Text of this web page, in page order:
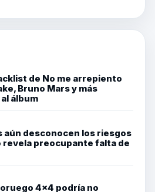
de No me arrepiento
Bruno Mars y más
álbum
aún desconocen los riesgos
revela preocupante falta de
4×4 podría no